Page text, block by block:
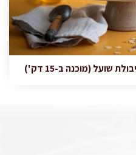
שועל (מוכנה ב-15 דק')